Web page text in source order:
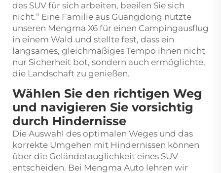
des SUV für sich arbeiten, beeilen Sie sich
nicht.“ Eine Familie aus Guangdong nutzte
unseren Mengma X6 für einen Campingausflug
in einem Wald und stellte fest, dass ein
langsames, gleichmäßiges Tempo ihnen nicht
nur Sicherheit bot, sondern auch ermöglichte,
die Landschaft zu genießen.
Wählen Sie den richtigen Weg
und navigieren Sie vorsichtig
durch Hindernisse
Die Auswahl des optimalen Weges und das
korrekte Umgehen mit Hindernissen können
über die Geländetauglichkeit eines SUV
entscheiden. Bei Mengma Auto lehren wir